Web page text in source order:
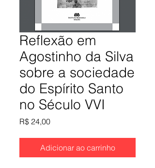
Reflexão em
Agostinho da Silva
sobre a sociedade
do Espírito Santo
no Século VVI
R$ 24,00Preço
Adicionar ao carrinho